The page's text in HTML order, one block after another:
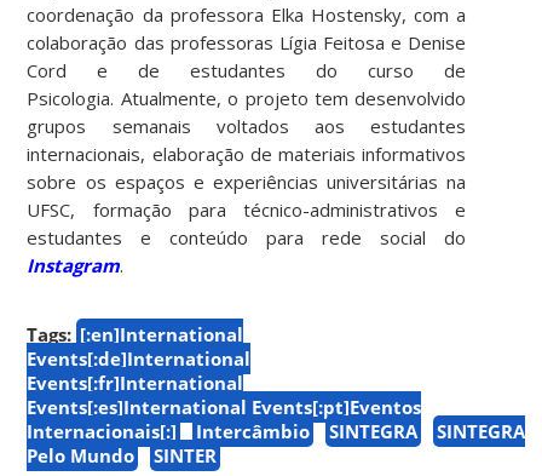
coordenação da professora Elka Hostensky, com a
colaboração das professoras Lígia Feitosa e Denise
Cord e de estudantes do curso de
Psicologia. Atualmente, o projeto tem desenvolvido
grupos semanais voltados aos estudantes
internacionais, elaboração de materiais informativos
sobre os espaços e experiências universitárias na
UFSC, formação para técnico-administrativos e
estudantes e conteúdo para rede social do
Instagram.
Tags: [:en]International
Events[:de]International
Events[:fr]International
Events[:es]International Events[:pt]Eventos
Internacionais[:]
Intercâmbio SINTEGRA
SINTEGRA
Pelo Mundo
SINTER